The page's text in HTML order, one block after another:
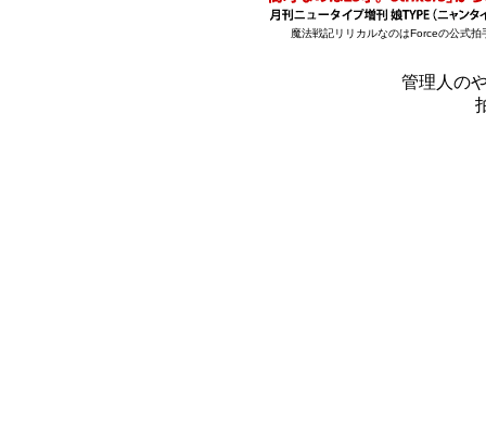
魔法戦記リリカルなのはForceの公式
管理人の